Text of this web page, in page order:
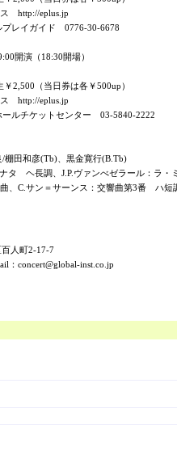
ス http://eplus.jp
イド 0776-30-6678
開演（18:30開場）
2,500（当日券は各￥500up）
ス http://eplus.jp
ットセンター 03-5840-2222
/棚田和彦(Tb)、黒金寛行(B.Tb)
タ ヘ長調、J.P.ヴァンべゼラール：ラ
曲、C.サン＝サーンス：交響曲第3番 ハ
人町2-17-7
：concert@global-inst.co.jp